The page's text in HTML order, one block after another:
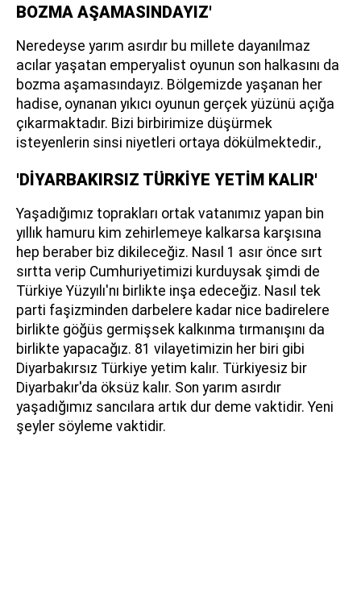
BOZMA AŞAMASINDAYIZ'
Neredeyse yarım asırdır bu millete dayanılmaz
acılar yaşatan emperyalist oyunun son halkasını da
bozma aşamasındayız. Bölgemizde yaşanan her
hadise, oynanan yıkıcı oyunun gerçek yüzünü açığa
çıkarmaktadır. Bizi birbirimize düşürmek
isteyenlerin sinsi niyetleri ortaya dökülmektedir.,
'DİYARBAKIRSIZ TÜRKİYE YETİM KALIR'
Yaşadığımız toprakları ortak vatanımız yapan bin
yıllık hamuru kim zehirlemeye kalkarsa karşısına
hep beraber biz dikileceğiz. Nasıl 1 asır önce sırt
sırtta verip Cumhuriyetimizi kurduysak şimdi de
Türkiye Yüzyılı'nı birlikte inşa edeceğiz. Nasıl tek
parti faşizminden darbelere kadar nice badirelere
birlikte göğüs germişsek kalkınma tırmanışını da
birlikte yapacağız. 81 vilayetimizin her biri gibi
Diyarbakırsız Türkiye yetim kalır. Türkiyesiz bir
Diyarbakır'da öksüz kalır. Son yarım asırdır
yaşadığımız sancılara artık dur deme vaktidir. Yeni
şeyler söyleme vaktidir.